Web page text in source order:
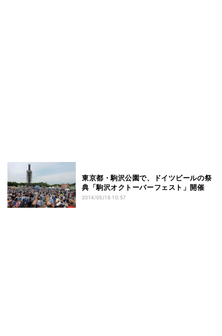
東京都・駒沢公園で、ドイツビールの祭
典「駒沢オクトーバーフェスト」開催
2014/05/16 10:57